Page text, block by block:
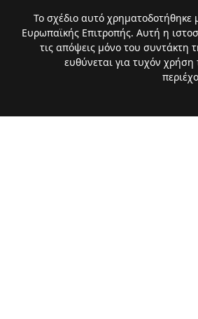
Το σχέδιο αυτό χρηματοδοτήθηκε
Ευρωπαϊκής Επιτροπής. Αυτή η
τις απόψεις μόνο του συντάκτη
ευθύνεται για τυχόν